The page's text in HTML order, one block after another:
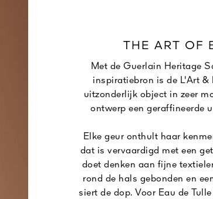
THE ART OF
Met de Guerlain Heritage
inspiratiebron is de L'Art &
uitzonderlijk object in zeer
ontwerp een geraffineerde
Elke geur onthult haar
dat is vervaardigd met een
doet denken aan fijne
rond de hals gebonden en
siert de dop. Voor Eau de